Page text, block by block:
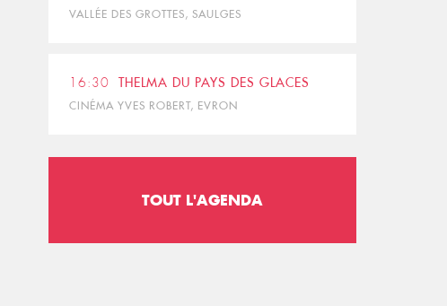
VALLÉE DES GROTTES, SAULGES
16:30 THELMA DU PAYS DES GLACES
CINÉMA YVES ROBERT, EVRON
TOUT L'AGENDA